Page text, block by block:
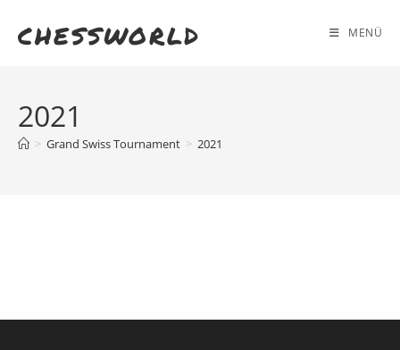
Inhaltchessworld MENÜ
2021
> Grand Swiss Tournament > 2021